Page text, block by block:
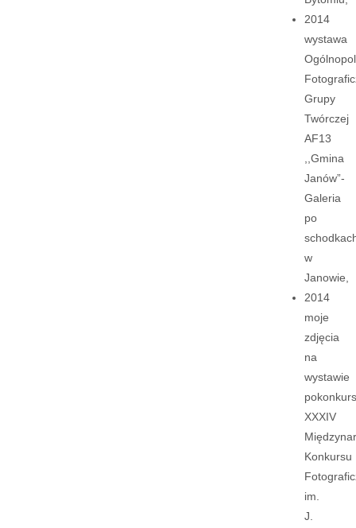
2014
wystawa
Grupy
Twórczej
AF13
,,Gmina
Janów”-
Galeria
po
w
Janowie,
2014
moje
zdjęcia
na
wystawie
XXXIV
Konkursu
im.
J.